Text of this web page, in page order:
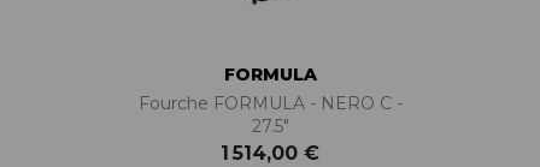
FORMULA
Fourche FORMULA - NERO C -
27.5"
1 514,00 €